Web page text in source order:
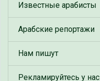
Известные арабисты
Арабские репортажи
Нам пишут
Рекламируйтесь у нас